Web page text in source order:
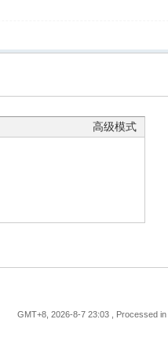
高级模式
GMT+8, 2026-8-7 23:03 , Processed